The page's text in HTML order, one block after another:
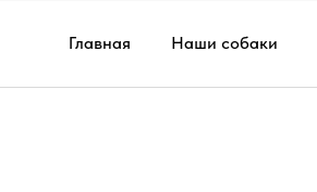
Главная Наши собаки